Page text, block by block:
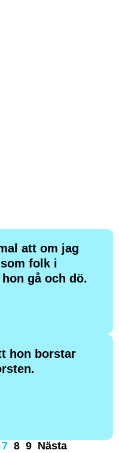
att om jag
folk i
gå och dö.
hon borstar
7 8 9 Nästa